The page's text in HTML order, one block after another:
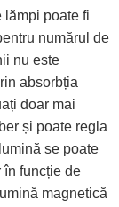
lămpi poate fi
numărul de
nu este
absorbția
doar mai
și poate regla
se poate
în funcție de
magnetică